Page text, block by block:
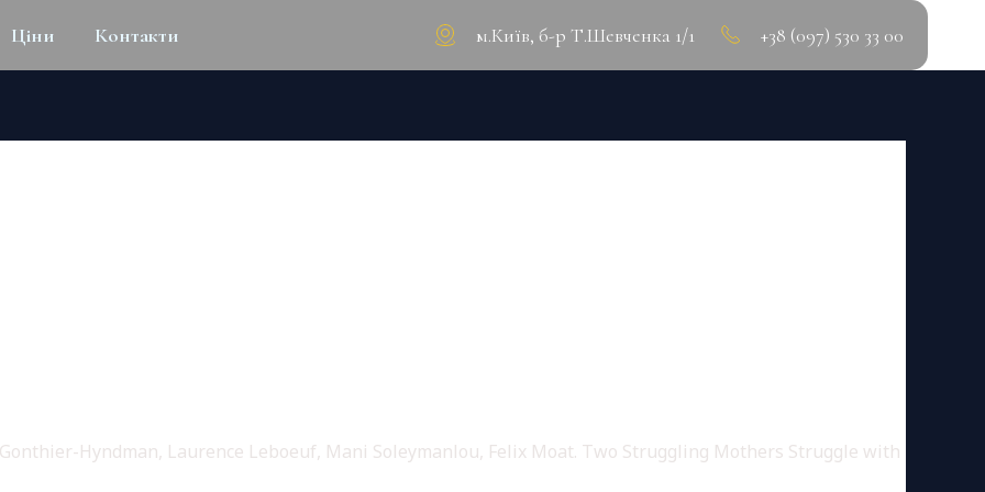
Ціни Контакти м.Київ, б-р Т.Шевченка 1/1 +38 (097) 530 33 00
Hyndman, Laurence Leboeuf, Mani Soleymanlou, Felix Moat. Two Struggling Mothers Struggle with